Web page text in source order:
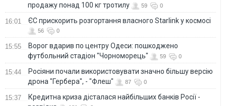
продажу понад 100 кг тротилу
59 0
16:01 ЄС прискорить розгортання власного Starlink у космосі
56 0
15:55
Ворог вдарив по центру Одеси: пошкоджено
футбольний стадіон "Чорноморець"
59 0
15:44
Росіяни почали використовувати значно більшу версію
дрона "Гербера", - "Флеш"
87 0
15:37
Кредитна криза дісталася найбільших банків Росії -